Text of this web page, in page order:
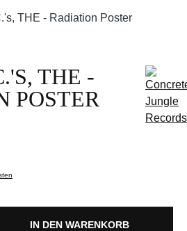
THE -
POSTER
Gib den gewünschten
IN DEN WARENKORB